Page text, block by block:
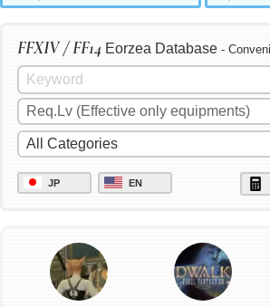
FFXIV / FF14 Eorzea Database -
JP EN